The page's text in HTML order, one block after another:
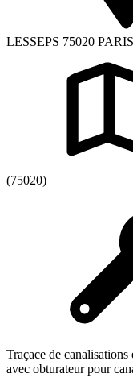
LESSEPS 75020 PARIS
(75020)
Traçace de
avec obturateur pour